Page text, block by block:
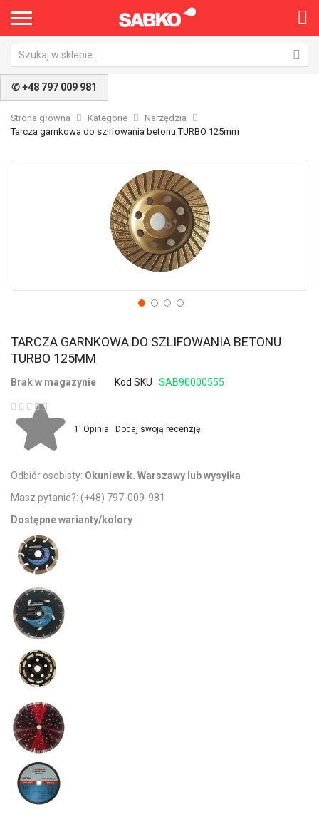
✆ +48 797 009 981
Strona główna Kategorie
Narzędzia
Tarcza garnkowa do szlifowania betonu TURBO 125mm
TARCZA GARNKOWA DO SZLIFOWANIA BETONU
TURBO 125MM
Brak w magazynie Kod SKU
SAB90000555
Ocena:
1 Opinia Dodaj swoją recenzję
Odbiór osobisty: Okuniew k. Warszawy lub wysyłka
Masz pytanie?: (+48) 797-009-981
Dostępne warianty/kolory